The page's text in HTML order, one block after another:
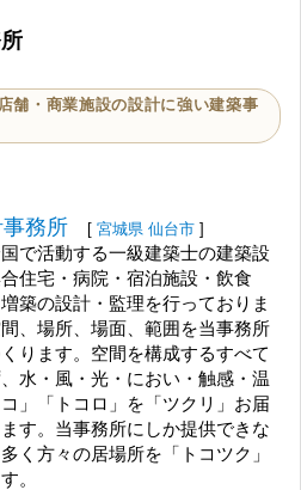
舗・商業施設の設計に強い建築事
事務所 [ 宮城県 仙台市 ]
で活動する一級建築士の建築設
住宅・病院・宿泊施設・飲食
築の設計・監理を行っておりま
、場所、場面、範囲を当事務所
ります。空間を構成するすべて
水・風・光・におい・触感・温
」「トコロ」を「ツクリ」お届
す。当事務所にしか提供できな
く方々の居場所を「トコツク」
。